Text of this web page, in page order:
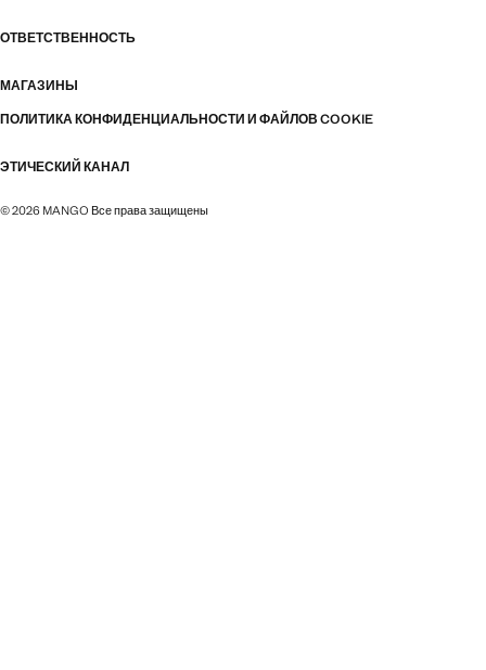
ОТВЕТСТВЕННОСТЬ
МАГАЗИНЫ
ПОЛИТИКА КОНФИДЕНЦИАЛЬНОСТИ И ФАЙЛОВ COOKIE
ЭТИЧЕСКИЙ КАНАЛ
© 2026 MANGO Все права защищены